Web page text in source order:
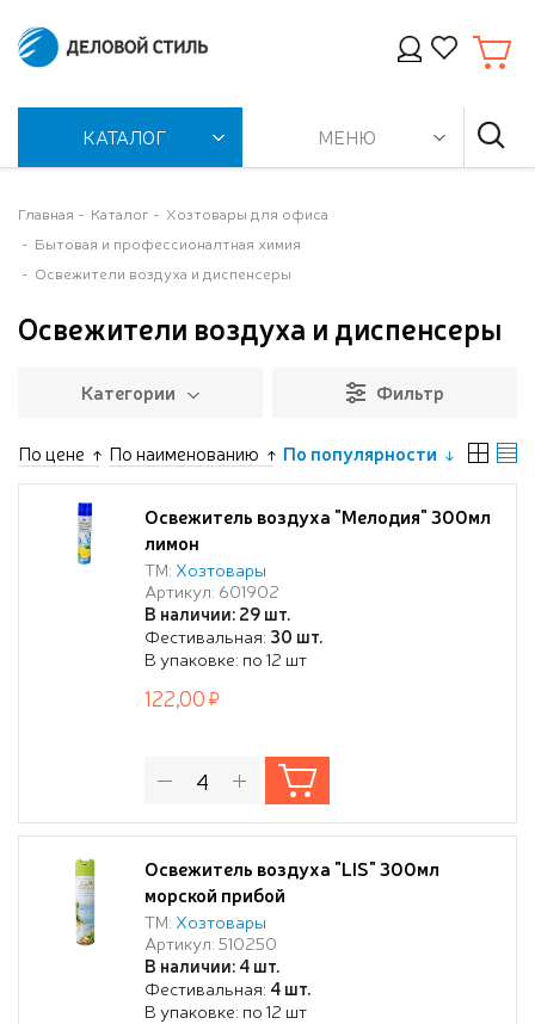
КАТАЛОГ МЕНЮ
Главная Каталог
Хозтовары для офиса
Бытовая и профессионалтная химия
Освежители воздуха и диспенсеры
Освежители воздуха и диспенсеры
Категории Фильтр
По цене По наименованию По популярности
Освежитель воздуха "Мелодия" 300мл
лимон
ТМ: Хозтовары
Артикул: 601902
В наличии: 29 шт.
Фестивальная: 30 шт.
В упаковке: по 12 шт
122,00
Освежитель воздуха "LIS" 300мл
морской прибой
ТМ: Хозтовары
Артикул: 510250
В наличии: 4 шт.
Фестивальная: 4 шт.
В упаковке: по 12 шт